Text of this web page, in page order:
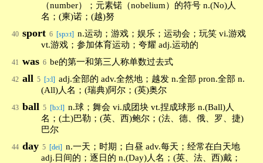
（number）；元素锘（nobelium）的符号 n.(No)人
名；(柬)诺；(越)努
40 sport 6 [spɔ:t] n.运动；游戏；娱乐；运动会；玩笑 vi.游戏
vt.游戏；参加体育运动；夸耀 adj.运动的
41 was 6 be的第一和第三人称单数过去式
42 all 5 [ɔ:l] adj.全部的 adv.全然地；越发 n.全部 pron.全部 n.
(All)人名；(瑞典)阿尔；(英)奥尔
43 ball 5 [bɔ:l] n.球；舞会 vi.成团块 vt.捏成球形 n.(Ball)人
名；(土)巴勒；(英、西)鲍尔；(法、德、俄、罗、捷)
巴尔
44 day 5 [dei] n.一天；时期；白昼 adv.每天；经常在白天地
adj.日间的；逐日的 n.(Day)人名；(英、法、西)戴；